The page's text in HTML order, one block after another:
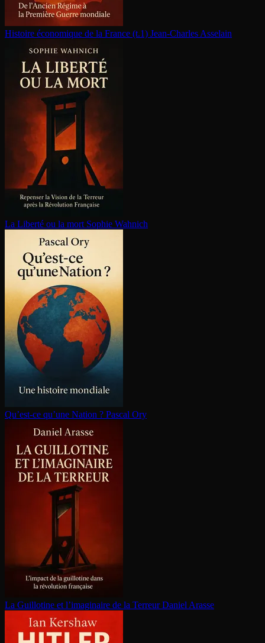
Histoire économique de la France (t.1) Jean-Charles Asselain
La Liberté ou la mort Sophie Wahnich
Qu’est-ce qu’une Nation ? Pascal Ory
La Guillotine et l’imaginaire de la Terreur Daniel Arasse